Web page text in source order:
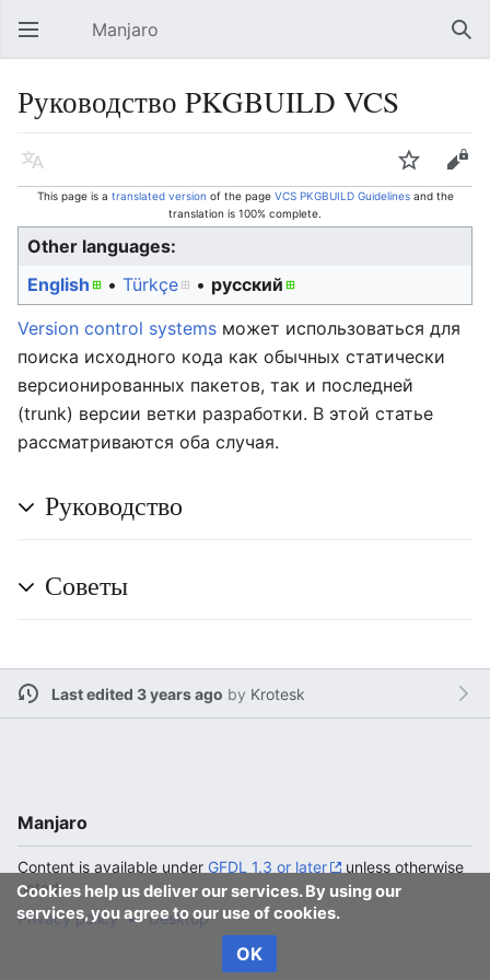
Open main menu Manjaro
Руководство PKGBUILD VCS
Language Watch Edit
This page is a translated version of the page VCS PKGBUILD Guidelinesand the
translation is 100% complete.
Other languages:
English
• ‎ Türkçe • ‎ русский
Version control systems может использоваться для
поиска исходного кода как обычных статически
версионированных пакетов, так и последней
(trunk) версии ветки разработки. В этой статье
рассматриваются оба случая.
Руководство
Советы
Last edited 3 years ago by Krotesk
Cookies help us deliver our services. By using our
services, you agree to our use of cookies.
OK
Manjaro
Content is available under GFDL 1.3 or later
unless otherwise
noted.
Privacy policy
Desktop